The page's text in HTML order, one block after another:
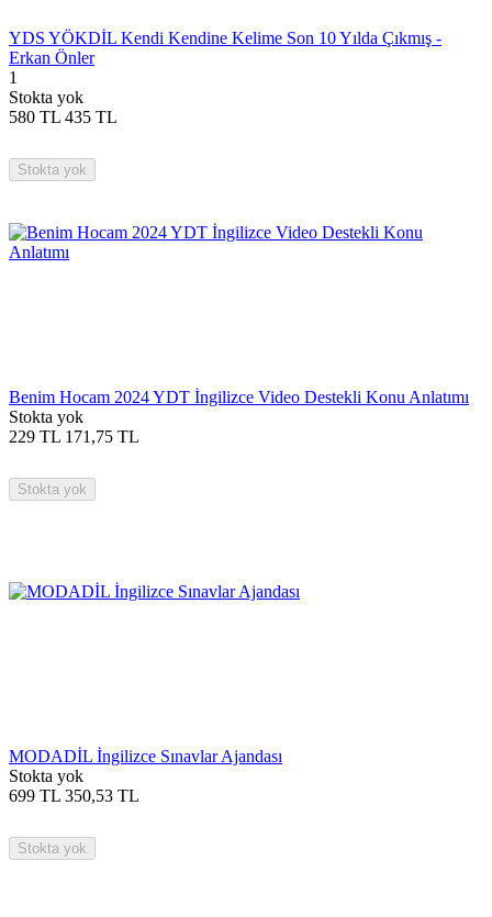
YDS YÖKDİL Kendi Kendine Kelime Son 10 Yılda Çıkmış -
Erkan Önler
1
Stokta yok
580 TL 435 TL
Stokta yok
Benim Hocam 2024 YDT İngilizce Video Destekli Konu Anlatımı
Stokta yok
229 TL 171,75 TL
Stokta yok
MODADİL İngilizce Sınavlar Ajandası
Stokta yok
699 TL 350,53 TL
Stokta yok